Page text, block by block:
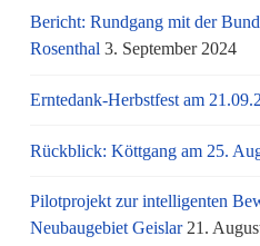
Bericht: Rundgang mit der
Rosenthal 3. September 2024
Erntedank-Herbstfest am
Rückblick: Köttgang am 25.
Pilotprojekt zur intelligenten
Neubaugebiet Geislar 21.